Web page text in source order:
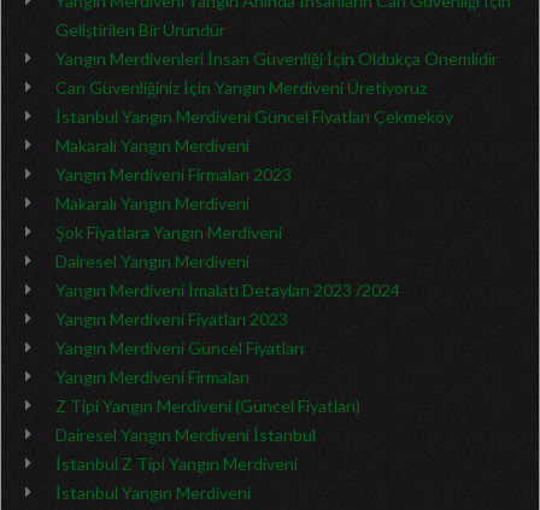
Geliştirilen Bir Üründür
Yangın Merdivenleri İnsan Güvenliği İçin Oldukça Önemlidir
Can Güvenliğiniz İçin Yangın Merdiveni Üretiyoruz
İstanbul Yangın Merdiveni Güncel Fiyatları Çekmeköy
Makaralı Yangın Merdiveni
Yangın Merdiveni Firmaları 2023
Makaralı Yangın Merdiveni
Şok Fiyatlara Yangın Merdiveni
Dairesel Yangın Merdiveni
Yangın Merdiveni İmalatı Detayları 2023 /2024
Yangın Merdiveni Fiyatları 2023
Yangın Merdiveni Güncel Fiyatları
Yangın Merdiveni Firmaları
Z Tipi Yangın Merdiveni (Güncel Fiyatları)
Dairesel Yangın Merdiveni İstanbul
İstanbul Z Tipi Yangın Merdiveni
İstanbul Yangın Merdiveni